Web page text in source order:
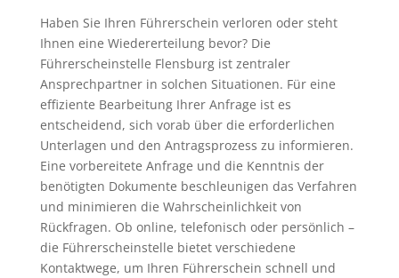
Haben Sie Ihren Führerschein verloren oder steht
Ihnen eine Wiedererteilung bevor? Die
Führerscheinstelle Flensburg ist zentraler
Ansprechpartner in solchen Situationen. Für eine
effiziente Bearbeitung Ihrer Anfrage ist es
entscheidend, sich vorab über die erforderlichen
Unterlagen und den Antragsprozess zu informieren.
Eine vorbereitete Anfrage und die Kenntnis der
benötigten Dokumente beschleunigen das Verfahren
und minimieren die Wahrscheinlichkeit von
Rückfragen. Ob online, telefonisch oder persönlich –
die Führerscheinstelle bietet verschiedene
Kontaktwege, um Ihren Führerschein schnell und